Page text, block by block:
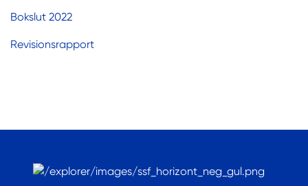
Bokslut 2022
Revisionsrapport